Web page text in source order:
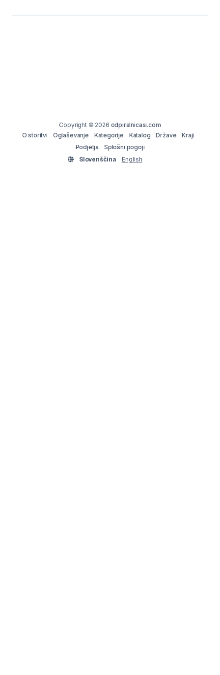
Copyright © 2026 odpiralnicasi.com
O storitvi
Oglaševanje Kategorije Katalog Države
Kraji
Podjetja
Splošni pogoji
Slovenščina
English